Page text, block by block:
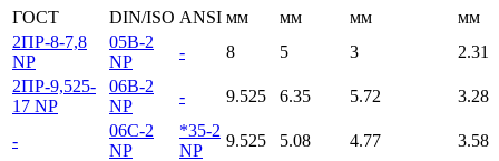
ГОСТ
DIN/ISO ANSI мм мм мм
мм
2ПР-8-7,8
NP
05B-2
NP
- 8 5 3
2.31
2ПР-9,525-
17 NP
06B-2
NP
- 9.525 6.35 5.72 3.28
-
06C-2
NP
*35-2
NP
9.525 5.08 4.77 3.58